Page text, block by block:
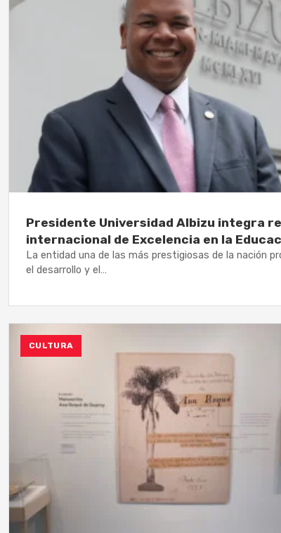
Presidente Universidad Albizu integra
internacional de Excelencia en la
La entidad una de las más prestigiosas de la nación
el desarrollo y el…
CULTURA